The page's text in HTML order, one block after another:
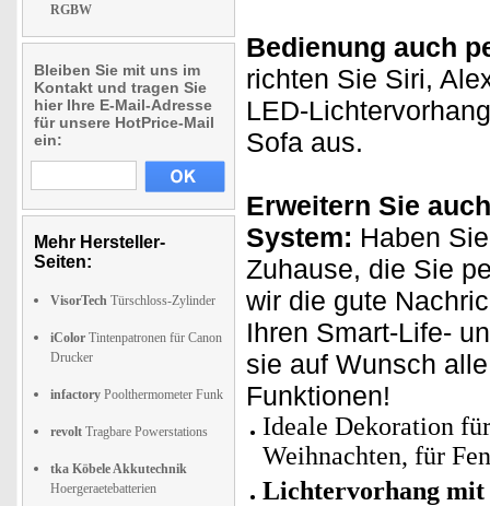
RGBW
Bleiben Sie mit uns im
Kontakt und tragen Sie
hier Ihre E-Mail-Adresse
für unsere HotPrice-Mail
ein:
Mehr Hersteller-
Seiten:
VisorTech Türschloss-Zylinder
iColor Tintenpatronen für Canon
Drucker
infactory Poolthermometer Funk
revolt Tragbare Powerstations
tka Köbele Akkutechnik
Hoergeraetebatterien
Bedienung auch
richten Sie Siri,
LED-
Sofa aus.
Erweitern Sie
System: Haben
Zuhause, die Sie
wir die gute
Ihren Smart-Life-
sie auf Wunsch
Funktionen!
Ideale Dekoration
Weihnachten, für
Lichtervorhang mit